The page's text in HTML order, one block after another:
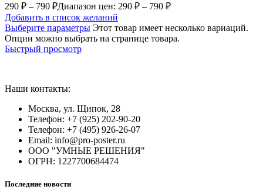
290 ₽ – 790 ₽Диапазон цен: 290 ₽ – 790 ₽
Добавить в список желаний
Выберите параметры Этот товар имеет несколько вариаций.
Опции можно выбрать на странице товара.
Быстрый просмотр
Наши контакты:
Москва, ул. Щипок, 28
Телефон: +7 (925) 202-90-20
Телефон: +7 (495) 926-26-07
Email: info@pro-poster.ru
ООО "УМНЫЕ РЕШЕНИЯ"
ОГРН: 1227700684474
Последние новости